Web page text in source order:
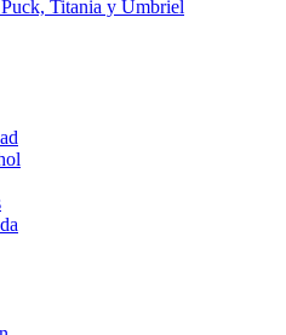
Titania y Umbriel